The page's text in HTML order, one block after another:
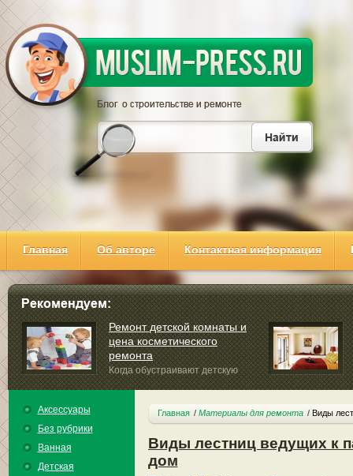
Главная Об авторе Контактная информация
Ремонт детской комнаты и
цена косметического
ремонта
Когда обустраивают детскую
комнату, надо учитывать...
Аксессуары
Без рубрики
Ванная
Детская
Главная Материалы для ремонта Виды
Виды лестниц ведущих к
дом